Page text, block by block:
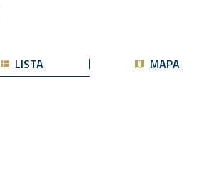
LISTA MAPA